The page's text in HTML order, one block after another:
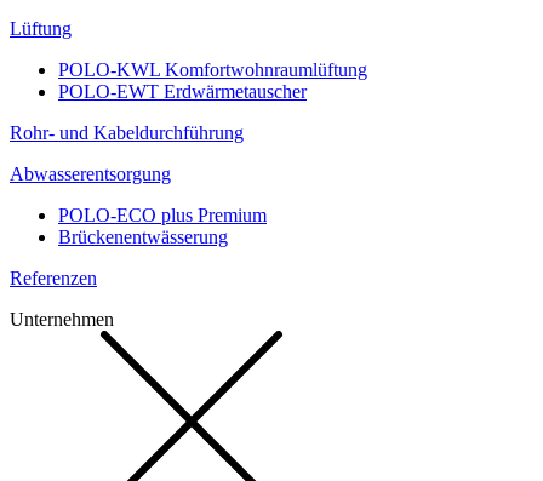
Lüftung
POLO-KWL Komfortwohnraumlüftung
POLO-EWT Erdwärmetauscher
Rohr- und Kabeldurchführung
Abwasserentsorgung
POLO-ECO plus Premium
Brückenentwässerung
Referenzen
Unternehmen